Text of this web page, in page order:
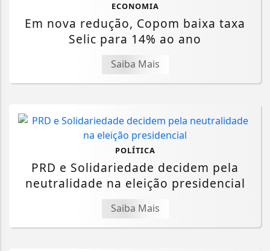
ECONOMIA
Em nova redução, Copom baixa taxa
Selic para 14% ao ano
Saiba Mais
POLÍTICA
PRD e Solidariedade decidem pela
neutralidade na eleição presidencial
Saiba Mais